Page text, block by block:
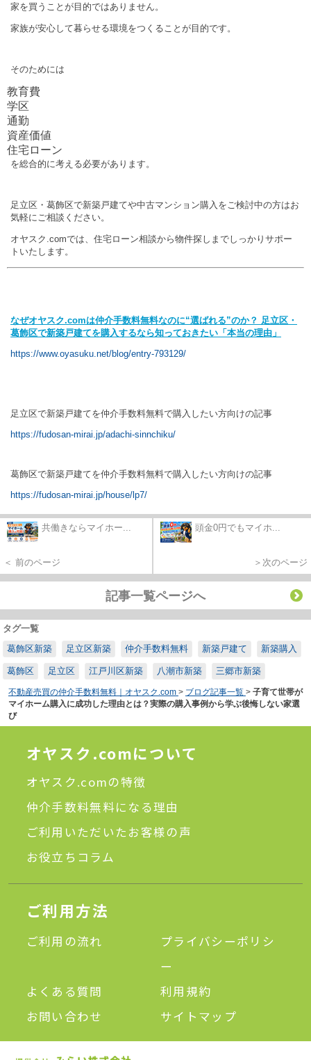
家を買うことが目的ではありません。
家族が安心して暮らせる環境をつくることが目的です。
そのためには
教育費
学区
通勤
資産価値
住宅ローン
を総合的に考える必要があります。
足立区・葛飾区で新築戸建てや中古マンション購入をご検討中の方はお
気軽にご相談ください。
オヤスク.comでは、住宅ローン相談から物件探しまでしっかりサポー
トいたします。
なぜオヤスク.comは仲介手数料無料なのに“選ばれる”のか？ 足立区・
葛飾区で新築戸建てを購入するなら知っておきたい「本当の理由」
https://www.oyasuku.net/blog/entry-793129/
足立区で新築戸建てを仲介手数料無料で購入したい方向けの記事
https://fudosan-mirai.jp/adachi-sinnchiku/
葛飾区で新築戸建てを仲介手数料無料で購入したい方向けの記事
https://fudosan-mirai.jp/house/lp7/
共働きならマイホー...
＜ 前のページ
頭金0円でもマイホ...
＞次のページ
記事一覧ページへ
タグ一覧
葛飾区新築
足立区新築 仲介手数料無料 新築戸建て 新築購入
葛飾区 足立区 江戸川区新築 八潮市新築 三郷市新築
不動産売買の仲介手数料無料｜オヤスク.com > ブログ記事一覧 > 子育て世帯が
マイホーム購入に成功した理由とは？実際の購入事例から学ぶ後悔しない家選
び
オヤスク.comについて
オヤスク.comの特徴
仲介手数料無料になる理由
ご利用いただいたお客様の声
お役立ちコラム
ご利用方法
ご利用の流れ
プライバシーポリシ
ー
よくある質問
利用規約
お問い合わせ
サイトマップ